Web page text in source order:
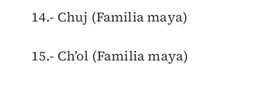
14.- Chuj (Familia maya)
15.- Ch’ol (Familia maya)